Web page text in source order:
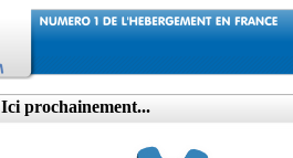
Ici prochainement...